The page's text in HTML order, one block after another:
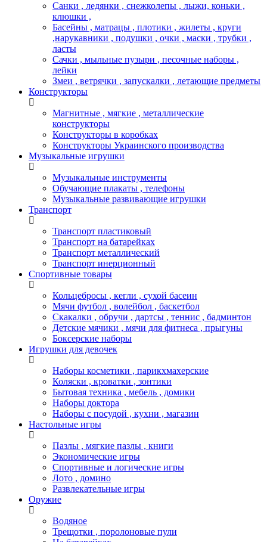
Санки , ледянки , снежколепы , лыжи, коньки ,
клюшки ,
Басейны , матрацы , плотики , жилеты , круги
,нарукавники , подушки , очки , маски , трубки ,
ласты
Сачки , мыльные пузыри , песочные наборы ,
лейки
Змеи , ветрячки , запускалки , летающие предметы
Конструкторы
Магнитные , мягкие , металлические
конструкторы
Конструкторы в коробках
Конструкторы Украинского производства
Музыкальные игрушки
Музыкальные инструменты
Обучающие плакаты , телефоны
Музыкальные развивающие игрушки
Транспорт
Транспорт пластиковый
Транспорт на батарейках
Транспорт металлический
Транспорт инерционный
Спортивные товары
Кольцебросы , кегли , сухой басеин
Мячи футбол , волейбол , баскетбол
Скакалки , обручи , дартсы , теннис , бадминтон
Детские мячики , мячи для фитнеса , прыгуны
Боксерские наборы
Игрушки для девочек
Наборы косметики , парикхмахерские
Коляски , кроватки , зонтики
Бытовая техника , мебель , домики
Наборы доктора
Наборы с посудой , кухни , магазин
Настольные игры
Пазлы , мягкие пазлы , книги
Экономические игры
Спортивные и логические игры
Лото , домино
Развлекательные игры
Оружие
Водяное
Трещотки , поролоновые пули